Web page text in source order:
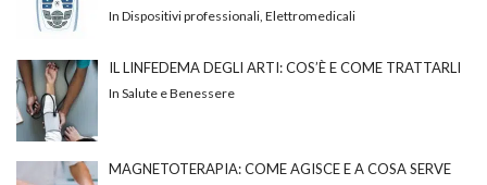
In Dispositivi professionali, Elettromedicali
IL LINFEDEMA DEGLI ARTI: COS’È E COME TRATTARLI
In Salute e Benessere
MAGNETOTERAPIA: COME AGISCE E A COSA SERVE